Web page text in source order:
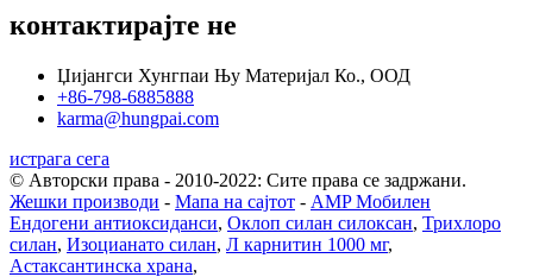
контактирајте не
Џијангси Хунгпаи Њу Материјал Ко., ООД
+86-798-6885888
karma@hungpai.com
истрага сега
© Авторски права - 2010-2022: Сите права се задржани.
Жешки производи - Мапа на сајтот - AMP Мобилен
Ендогени антиоксиданси, Оклоп силан силоксан, Трихлоро
силан, Изоцианато силан, Л карнитин 1000 мг,
Астаксантинска храна,